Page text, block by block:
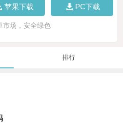
苹果下载 PC下载
市场，安全绿色
排行